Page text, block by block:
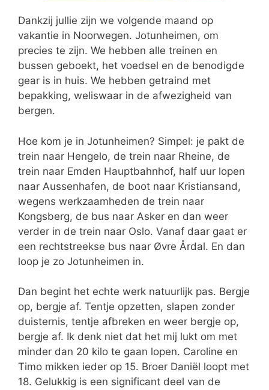
Dankzij jullie zijn we volgende maand op
vakantie in Noorwegen. Jotunheimen, om
precies te zijn. We hebben alle treinen en
bussen geboekt, het voedsel en de benodigde
gear is in huis. We hebben getraind met
bepakking, weliswaar in de afwezigheid van
bergen.
Hoe kom je in Jotunheimen? Simpel: je pakt de
trein naar Hengelo, de trein naar Rheine, de
trein naar Emden Hauptbahnhof, half uur lopen
naar Aussenhafen, de boot naar Kristiansand,
wegens werkzaamheden de trein naar
Kongsberg, de bus naar Asker en dan weer
verder in de trein naar Oslo. Vanaf daar gaat er
een rechtstreekse bus naar Øvre Årdal. En dan
loop je zo Jotunheimen in.
Dan begint het echte werk natuurlijk pas. Bergje
op, bergje af. Tentje opzetten, slapen zonder
duisternis, tentje afbreken en weer bergje op,
bergje af. Ik denk niet dat het mij lukt om met
minder dan 20 kilo te gaan lopen. Caroline en
Timo mikken ieder op 15. Broer Daniël loopt met
18. Gelukkig is een significant deel van de